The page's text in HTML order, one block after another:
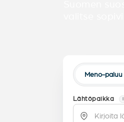
Meno-paluu
Lähtöpaikka i